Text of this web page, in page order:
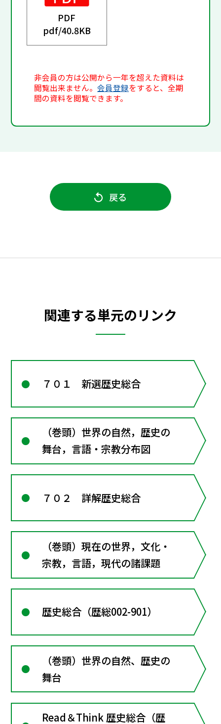
PDF
pdf/40.8KB
非会員の方は公開から一年を超えた資料は
閲覧出来ません。会員登録をすると、全期
間の資料を閲覧できます。
戻る
関連する単元のリンク
７０１ 新選歴史総合
（巻頭）世界の自然，歴史の
舞台，言語・宗教分布図
７０２ 詳解歴史総合
（巻頭）現在の世界，文化・
宗教，言語，現代の諸課題
歴史総合（歴総002-901）
（巻頭）世界の自然、歴史の
舞台
Read＆Think 歴史総合（歴